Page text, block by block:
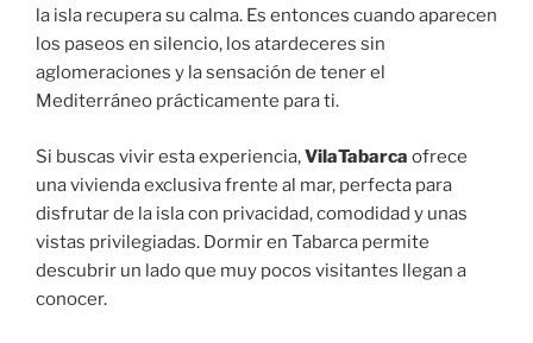
la isla recupera su calma. Es entonces cuando aparecen
los paseos en silencio, los atardeceres sin
aglomeraciones y la sensación de tener el
Mediterráneo prácticamente para ti.
Si buscas vivir esta experiencia,VilaTabarca ofrece
una vivienda exclusiva frente al mar, perfecta para
disfrutar de la isla con privacidad, comodidad y unas
vistas privilegiadas. Dormir en Tabarca permite
descubrir un lado que muy pocos visitantes llegan a
conocer.